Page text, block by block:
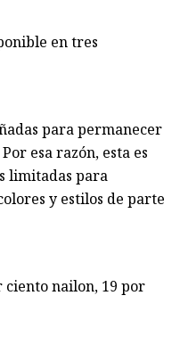
en tres
para permanecer
esa razón, esta es
limitadas para
y estilos de parte
ciento nailon, 19 por